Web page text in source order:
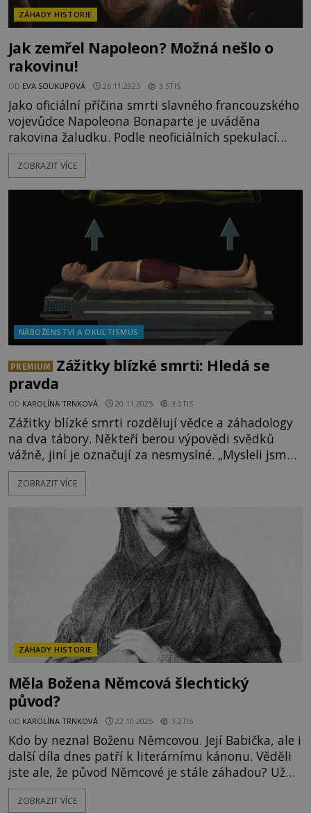
ZÁHADY HISTORIE
Jak zemřel Napoleon? Možná nešlo o
rakovinu!
OD EVA SOUKUPOVÁ 26.11.2025 3.5TIS
Jako oficiální příčina smrti slavného francouzského
vojevůdce Napoleona Bonaparte je uváděna
rakovina žaludku. Podle neoficiálních spekulací
však měl být zavražděn britskou oligarchií. To
ostatně tvrdí i on sám těsně přes svým skonem.
několik pozdějších výzkumu. Jeden takový
ZOBRAZIT VÍCE
NÁBOŽENSTVÍ A OKULTISMUS
PREMIUM
Zážitky blízké smrti: Hledá se
pravda
OD KAROLÍNA TRNKOVÁ 20.11.2025 3.0TIS
Zážitky blízké smrti rozdělují vědce a záhadology
na dva tábory. Někteří berou výpovědi svědků
vážně, jiní je označují za nesmyslné. „Mysleli jsme
si, že umírání je černobílý proces, bang, a najednou
jste mrtví. Jenže ve skutečnosti je to šedá zóna, jde
říká Stephan Mayer z newyorské Mount Sinai's
Icahn School of Medicine. [gallery size="full" id
ZOBRAZIT VÍCE
ZÁHADY HISTORIE
Měla Božena Němcová šlechtický
původ?
OD KAROLÍNA TRNKOVÁ 22.10.2025 3.2TIS
Kdo by neznal Boženu Němcovou. Její Babička, ale i
další díla dnes patří k literárnímu kánonu. Věděli
jste ale, že původ Němcové je stále záhadou? Už
dlouhou dobu se spekuluje, že slavná spisovatelka
měla modrou krev. Vědcům se před několika lety
ZOBRAZIT VÍCE